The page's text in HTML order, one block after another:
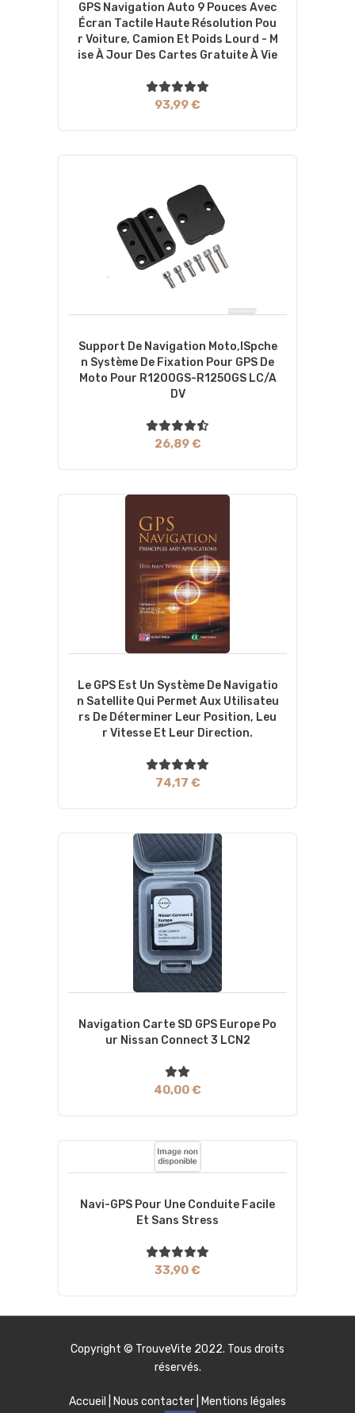
GPS Navigation Auto 9 Pouces Avec
Écran Tactile Haute Résolution Pou
R Voiture, Camion Et Poids Lourd - M
Ise À Jour Des Cartes Gratuite À Vie
93,99 €
Support De Navigation Moto,iSpche
N Système De Fixation Pour GPS De
Moto Pour R1200GS-R1250GS LC/A
DV
26,89 €
Le GPS Est Un Système De Navigatio
N Satellite Qui Permet Aux Utilisateu
Rs De Déterminer Leur Position, Leu
R Vitesse Et Leur Direction.
74,17 €
Navigation Carte SD GPS Europe Po
Ur Nissan Connect 3 LCN2
40,00 €
Navi-GPS Pour Une Conduite Facile
Et Sans Stress
33,90 €
Copyright © TrouveVite 2022. Tous droits
réservés.
Accueil Nous contacter Mentions légales